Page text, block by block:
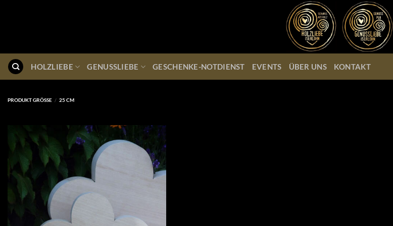
HOLZLIEBE GENUSSLIEBE GESCHENKE-NOTDIENST EVENTS ÜBER UNS KONTAKT
PRODUKT GRÖSSE / 25 CM